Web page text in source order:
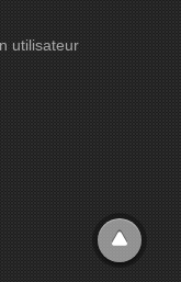
utilisateur